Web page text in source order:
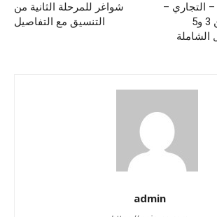
شواغر للمرحلة الثانية من
التنسيق مع التفاصيل
التجاري –
الصناعي ) للنظامين 3 و5
الشاملة
admin